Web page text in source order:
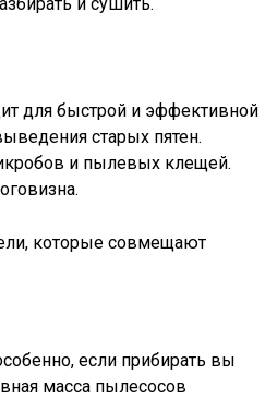
для быстрой и эффективной
старых пятен.
и пылевых клещей.
которые совмещают
если прибирать вы
масса пылесосов